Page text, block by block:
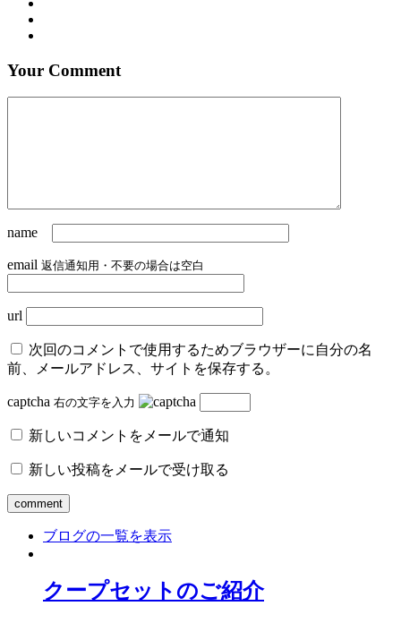
Your Comment
name
email 返信通知用・不要の場合は空白
url
次回のコメントで使用するためブラウザーに自分の名
前、メールアドレス、サイトを保存する。
captcha 右の文字を入力
新しいコメントをメールで通知
新しい投稿をメールで受け取る
ブログの一覧を表示
クープセットのご紹介